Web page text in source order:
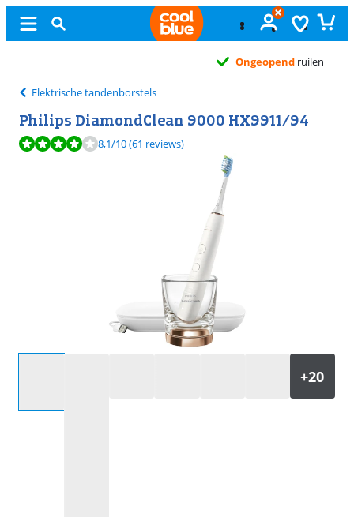
ruilen
Elektrische tandenborstels
Philips DiamondClean 9000 HX9911/94
Beoordeling is 8,1 van de 10, gebaseerd op 61 reviews.
8,1/10(61 reviews)